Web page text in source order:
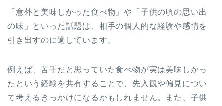
「意外と美味しかった食べ物」や「子供の頃の思い出
の味」といった話題は、相手の個人的な経験や感情を
引き出すのに適しています。
例えば、苦手だと思っていた食べ物が実は美味しかっ
たという経験を共有することで、先入観や偏見につい
て考えるきっかけになるかもしれません。また、子供